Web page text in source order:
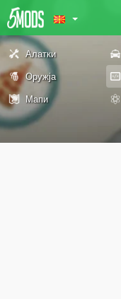
Алатки
Оружја
Мапи